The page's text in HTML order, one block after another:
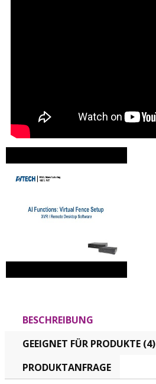
BESCHREIBUNG
GEEIGNET FÜR PRODUKTE (4)
PRODUKTANFRAGE